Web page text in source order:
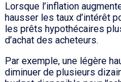
Lorsque l’inflation
hausser les taux d’intérêt
les prêts hypothécaires
d’achat des acheteurs.
Par exemple, une légère
diminuer de plusieurs